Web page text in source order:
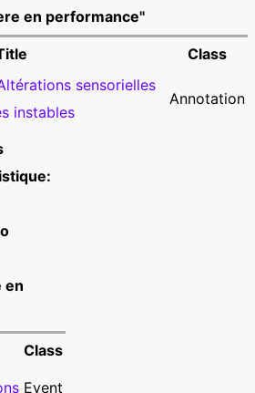
en performance"
Class
sensorielles
instables
Annotation
en
Class
Event